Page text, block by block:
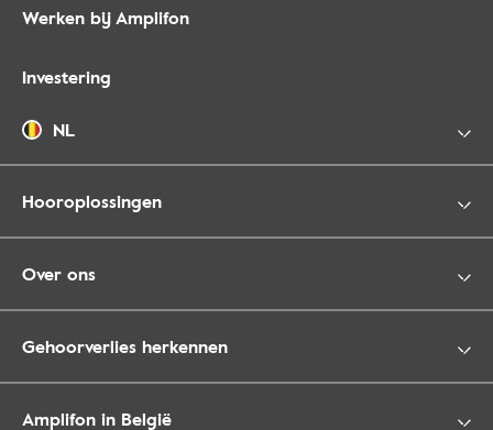
Werken bij Amplifon
Investering
NL
Hooroplossingen
Over ons
Gehoorverlies herkennen
Amplifon in België